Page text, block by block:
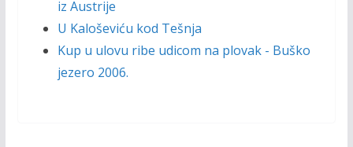
iz Austrije
U Kaloševiću kod Tešnja
Kup u ulovu ribe udicom na plovak - Buško
jezero 2006.